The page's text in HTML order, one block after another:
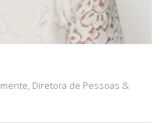
Diretora de Pessoas &